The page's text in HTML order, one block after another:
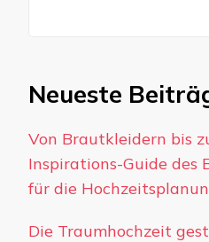
Neueste
Von Brautkleidern bis
Inspirations-Guide des
für die
Die Traumhochzeit